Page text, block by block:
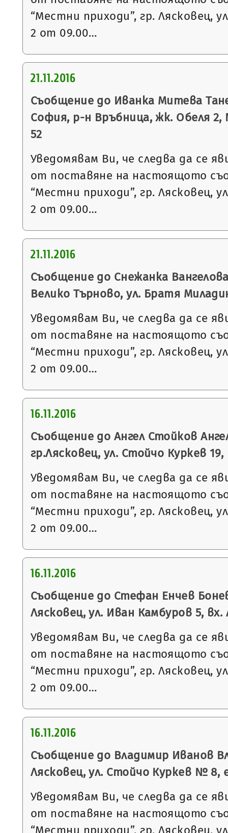
“Местни приходи”, гр. Лясковец,
2 от 09.00…
21.11.2016
Съобщение до Иванка Митева
София, р-н Връбница, жк. Обеля 2,
52
Уведомявам Ви, че следва да се
от поставяне на настоящото
“Местни приходи”, гр. Лясковец,
2 от 09.00…
21.11.2016
Съобщение до Снежанка
Велико Търново, ул. Братя
Уведомявам Ви, че следва да се
от поставяне на настоящото
“Местни приходи”, гр. Лясковец,
2 от 09.00…
16.11.2016
Съобщение до Ангел Стойков
гр.Лясковец, ул. Стойчо Куркев 19,
Уведомявам Ви, че следва да се
от поставяне на настоящото
“Местни приходи”, гр. Лясковец,
2 от 09.00…
16.11.2016
Съобщение до Стефан Енчев
Лясковец, ул. Иван Камбуров 5, вх.
Уведомявам Ви, че следва да се
от поставяне на настоящото
“Местни приходи”, гр. Лясковец,
2 от 09.00…
16.11.2016
Съобщение до Владимир Иванов
Лясковец, ул. Стойчо Куркев № 8,
Уведомявам Ви, че следва да се
от поставяне на настоящото
“Местни приходи”, гр. Лясковец,